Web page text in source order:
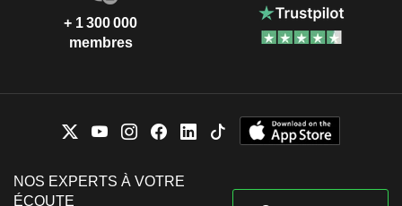
+ 1 300 000
membres
NOS EXPERTS À VOTRE
ÉCOUTE